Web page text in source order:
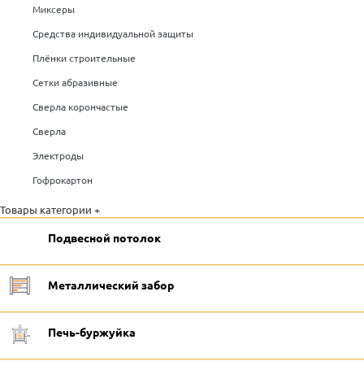
Миксеры
Средства индивидуальной защиты
Плёнки строительные
Сетки абразивные
Сверла корончастые
Сверла
Электроды
Гофрокартон
Товары категории +
Подвесной потолок
Металлический забор
Печь-буржуйка